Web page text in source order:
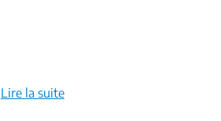
Lire la suite